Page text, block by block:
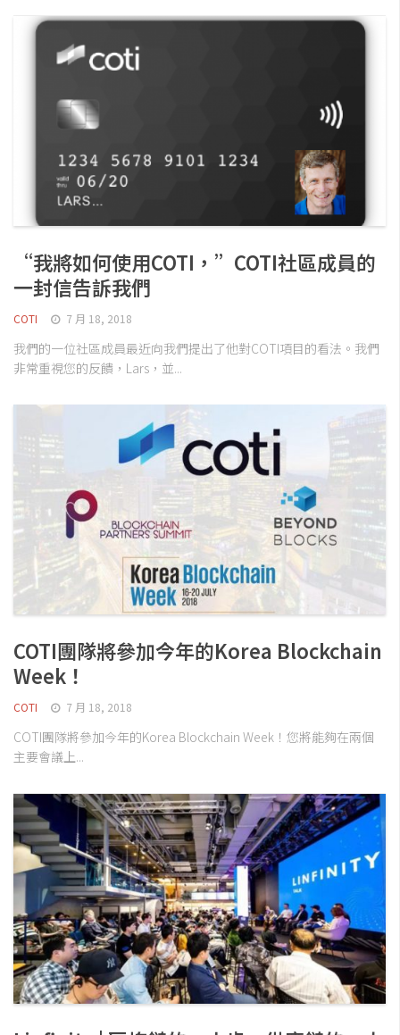
“我將如何使用COTI，”COTI社區成員的
一封信告訴我們
COTI 7 月 18, 2018
我們的一位社區成員最近向我們提出了他對COTI項目的看法。我們
非常重視您的反饋，Lars，並...
COTI團隊將參加今年的Korea Blockchain
Week！
COTI 7 月 18, 2018
COTI團隊將參加今年的Korea Blockchain Week！您將能夠在兩個
主要會議上...